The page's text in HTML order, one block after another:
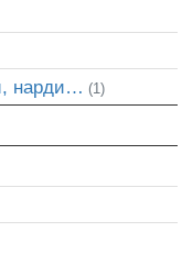
нарди… (1)